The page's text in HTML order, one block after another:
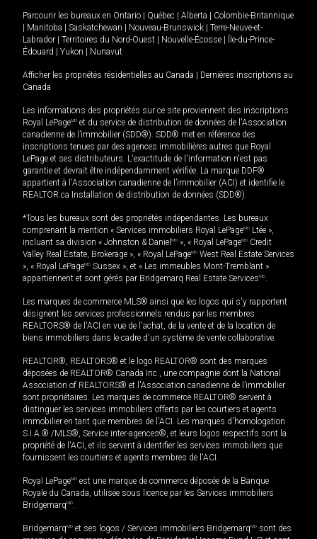
Parcourir les bureaux en Ontario Québec Alberta
Colombie-Britannique
Manitoba Saskatchewan Nouveau-Brunswick
Terre-Neuve-et-
Labrador
Territoires du Nord-Ouest Nouvelle-Écosse
Île-du-Prince-
Édouard
Yukon Nunavut
Afficher les propriétés résidentielles au Canada
Dernières inscriptions au
Canada
Les informations des propriétés sur ce site proviennent des inscriptions
Royal LePageMD et du service de distribution de données de l'Association
canadienne de l’immobilier (SDD®). SDD® met en référence des
inscriptions tenues par des agences immobilières autres que Royal
LePage et ses distributeurs. L'exactitude de l'information n'est pas
garantie et devrait être indépendamment vérifiée. La marque DDF®
appartient à l'Association canadienne de l’immobilier (ACI) et identifie le
REALTOR.ca Installation de distribution de données (SDD®).
*Tous les bureaux sont des propriétés indépendantes. Les bureaux
comprenant la mention « Services immobiliers Royal LePageMD Ltée »,
incluant sa division « Johnston & Daniel MD », « Royal LePageMD Credit
Valley Real Estate, Brokerage », « Royal LePageMD West Real Estate Services
», « Royal LePageMD Sussex », et « Les immeubles Mont-Tremblant »
appartiennent et sont gérés par Bridgemarq Real Estate ServicesMD.
Les marques de commerce MLS® ainsi que les logos qui s'y rapportent
désignent les services professionnels rendus par les membres
REALTORS® de l'ACI en vue de l'achat, de la vente et de la location de
biens immobiliers dans le cadre d'un système de vente collaborative.
REALTOR®, REALTORS® et le logo REALTOR® sont des marques
déposées de REALTOR® Canada Inc., une compagnie dont la National
Association of REALTORS® et l'Association canadienne de l’immobilier
sont propriétaires. Les marques de commerce REALTOR® servent à
distinguer les services immobiliers offerts par les courtiers et agents
immobilier en tant que membres de l'ACI. Les marques d'homologation
S.I.A.® /MLS®, Service inter-agences®, et leurs logos respectifs sont la
propriété de l'ACI, et ils servent à identifier les services immobiliers que
fournissent les courtiers et agents membres de l'ACI.
Royal LePageMD est une marque de commerce déposée de la Banque
Royale du Canada, utilisée sous licence par les Services immobiliers
BridgemarqMD.
BridgemarqMD et ses logos / Services immobiliers BridgemarqMD sont des